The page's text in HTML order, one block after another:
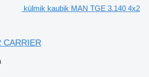
külmik kaubik MAN TGE 3.140 4x2
CARRIER